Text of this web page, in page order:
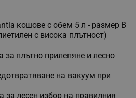
кошове с обем 5 л - размер B
с висока плътност)
за плътно прилепяне и лесно
на вакуум при
за лесен избор на правилния